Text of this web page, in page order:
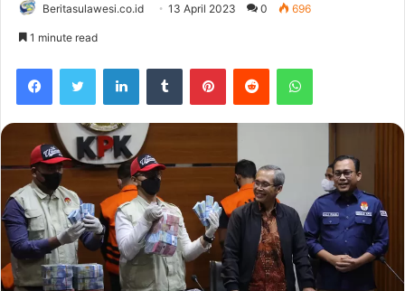
Beritasulawesi.co.id 13 April 2023 0 696
1 minute read